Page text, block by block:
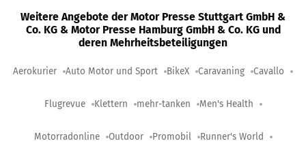
Weitere Angebote der Motor Presse Stuttgart GmbH &
Co. KG & Motor Presse Hamburg GmbH & Co. KG und
deren Mehrheitsbeteiligungen
Aerokurier Auto Motor und Sport BikeX Caravaning Cavallo
Flugrevue Klettern mehr-tanken Men's Health
Motorradonline Outdoor Promobil Runner's World